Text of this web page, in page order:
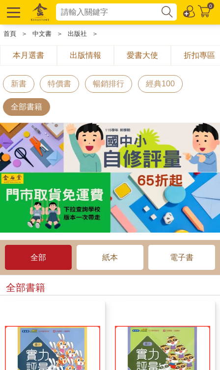
0
首頁 ＞ 中文書 ＞ 出版社 ＞
本月選書 出版情報 愛書大使 折扣專區
新書 特價書 暢銷排行 經典100
全部書籍
全部 紙本 電子書
全部書籍